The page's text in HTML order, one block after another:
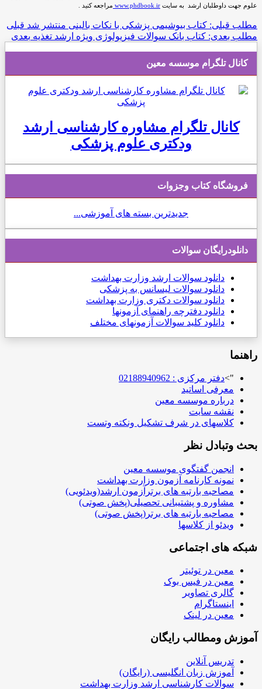
علوم جهت داوطلبان ارشد به سایت www.phdbook.ir مراجعه کنید .
مطلب قبلی: کتاب بیوشیمی پزشکی با نکات بالینی منتشر شد قبلی
مطلب بعدی: کتاب بانک سوالات فیزیولوژی ویژه ارشد تغذیه بعدی
کانال تلگرام موسسه معین
کانال تلگرام مشاوره کارشناسی ارشد
ودکتری علوم پزشکی
فروشگاه کتاب وجزوات
جدیدترین بسته های آموزشی...
دانلودرایگان سوالات
دانلود سوالات ارشد وزارت بهداشت
دانلود سوالات لیسانس به پزشکی
دانلود سوالات دکتری وزارت بهداشت
دانلود دفترچه راهنمای آزمونها
دانلود کلید سوالات آزمونهای مختلف
راهنما
">دفتر مرکزی : 02188940962
معرفی اساتید
درباره موسسه معین
نقشه سایت
کلاسهای در شرف تشکیل ونکته وتست
بحث وتبادل نظر
انجمن گفتگوی موسسه معین
نمونه کارنامه آزمون وزارت بهداشت
مصاحبه بارتبه های برترآزمون ارشد(ویدئویی)
مشاوره و پشتیبانی تحصیلی(پخش صوتی)
مصاحبه بارتبه های برتر(پخش صوتی)
ویدئو از کلاسها
شبکه های اجتماعی
معین در توئیتر
معین در فیس بوک
گالری تصاویر
اینستاگرام
معین در لینک
آموزش ومطالب رایگان
تدریس آنلاین
آموزش زبان انگلیسی (رایگان)
سوالات کارشناسی ارشد وزارت بهداشت